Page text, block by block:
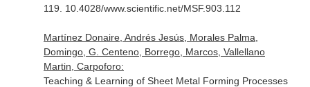
119. 10.4028/www.scientific.net/MSF.903.112
Martínez Donaire, Andrés Jesús, Morales Palma,
Domingo, G. Centeno, Borrego, Marcos, Vallellano
Martin, Carpoforo:
Teaching & Learning of Sheet Metal Forming Processes